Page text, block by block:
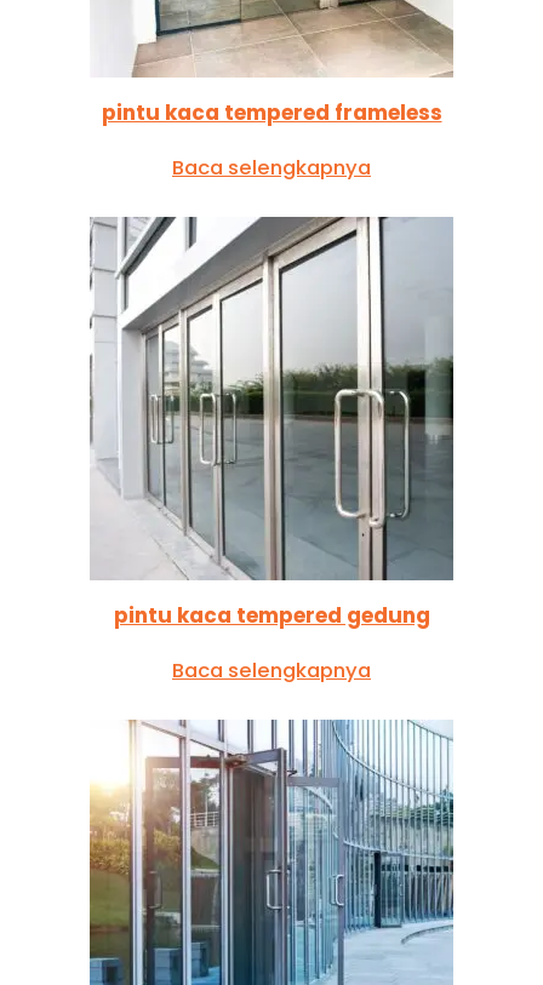
pintu kaca tempered frameless
Baca selengkapnya
pintu kaca tempered gedung
Baca selengkapnya